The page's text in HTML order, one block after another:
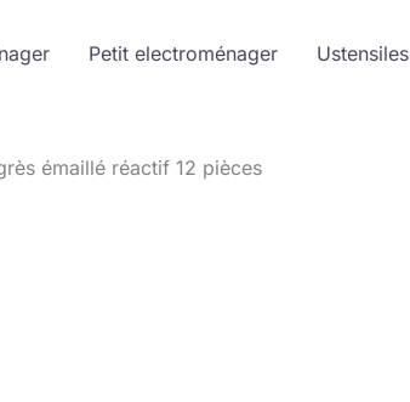
Petit electroménager Ustensiles
émaillé réactif 12 pièces